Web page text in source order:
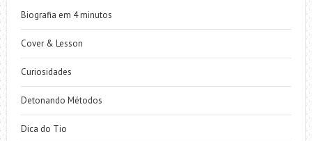
Biografia em 4 minutos
Cover & Lesson
Curiosidades
Detonando Métodos
Dica do Tio